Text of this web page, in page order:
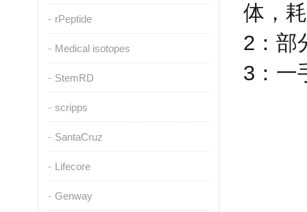
rPeptide
Medical isotopes
StemRD
scripps
SantaCruz
Lifecore
Genway
体，
2 ：
3 ：